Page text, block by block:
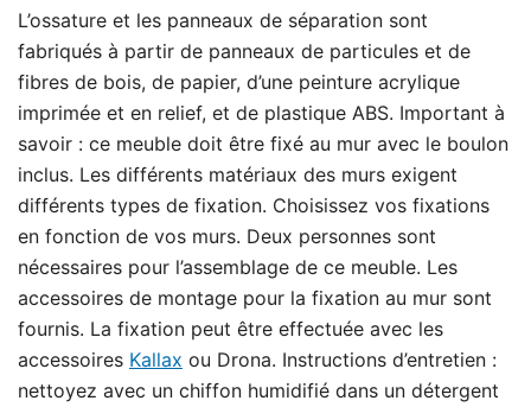
L’ossature et les panneaux de séparation sont
fabriqués à partir de panneaux de particules et de
fibres de bois, de papier, d’une peinture acrylique
imprimée et en relief, et de plastique ABS. Important à
savoir : ce meuble doit être fixé au mur avec le boulon
inclus. Les différents matériaux des murs exigent
différents types de fixation. Choisissez vos fixations
en fonction de vos murs. Deux personnes sont
nécessaires pour l’assemblage de ce meuble. Les
accessoires de montage pour la fixation au mur sont
fournis. La fixation peut être effectuée avec les
accessoires Kallax ou Drona. Instructions d’entretien :
nettoyez avec un chiffon humidifié dans un détergent